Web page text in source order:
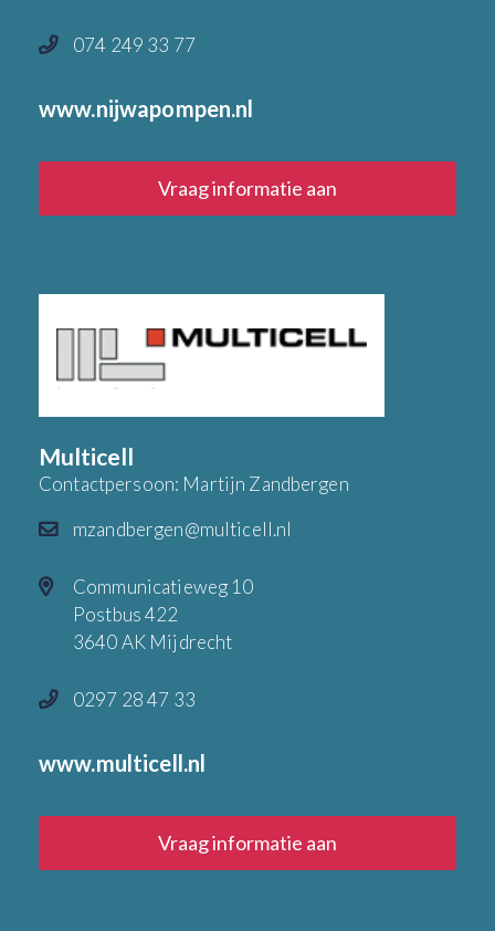
074 249 33 77
www.nijwapompen.nl
Vraag informatie aan
Multicell
Contactpersoon: Martijn Zandbergen
mzandbergen@multicell.nl
Communicatieweg 10
Postbus 422
3640 AK Mijdrecht
0297 28 47 33
www.multicell.nl
Vraag informatie aan